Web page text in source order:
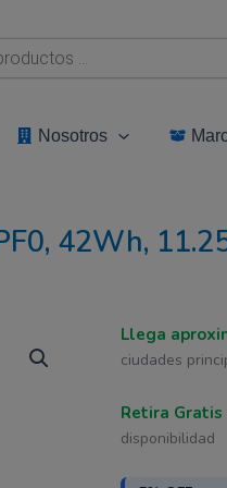
Nosotros
42Wh,
Llega
ciudades
Retira Gratis
disponibilidad
Bateria
Lenovo
42Wh,
11.25V